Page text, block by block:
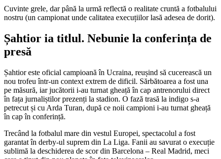
Cuvinte grele, dar până la urmă reflectă o realitate cruntă a fotbalului
nostru (un campionat unde calitatea execuțiilor lasă adesea de dorit).
Șahtior ia titlul. Nebunie la conferința de
presă
Șahtior este oficial campioană în Ucraina, reușind să cucerească un
nou trofeu într-un context extrem de dificil. Sărbătoarea a fost una
pe măsură, iar jucătorii i-au turnat gheață în cap antrenorului direct
în fața jurnaliștilor prezenți la stadion. O fază trasă la indigo s-a
petrecut și cu Arda Turan, după ce noii campioni i-au turnat gheață
în cap în conferință.
Trecând la fotbalul mare din vestul Europei, spectacolul a fost
garantat în derby-ul suprem din La Liga. Fanii au savurat o execuție
sublimă la deschiderea de scor din Barcelona – Real Madrid, meci